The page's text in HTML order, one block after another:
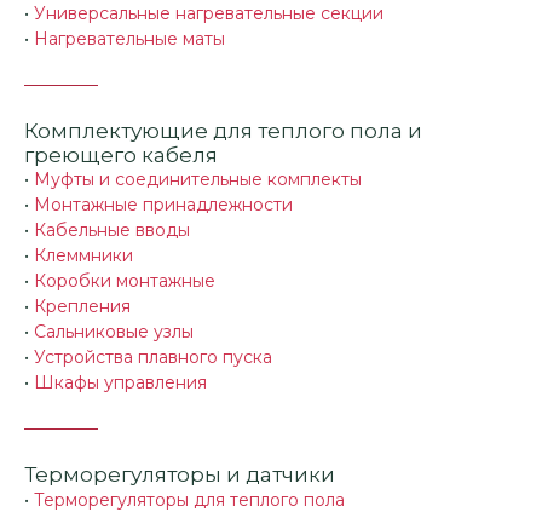
• Универсальные нагревательные секции
• Нагревательные маты
Комплектующие для теплого пола и
греющего кабеля
• Муфты и соединительные комплекты
• Монтажные принадлежности
• Кабельные вводы
• Клеммники
• Коробки монтажные
• Крепления
• Сальниковые узлы
• Устройства плавного пуска
• Шкафы управления
Терморегуляторы и датчики
• Терморегуляторы для теплого пола